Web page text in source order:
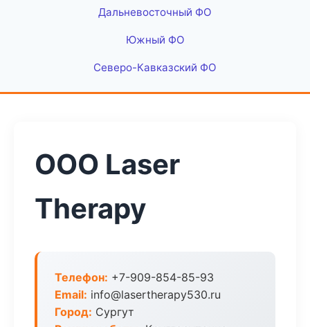
Дальневосточный ФО
Южный ФО
Северо-Кавказский ФО
ООО Laser
Therapy
Телефон: +7-909-854-85-93
Email: info@lasertherapy530.ru
Город: Сургут